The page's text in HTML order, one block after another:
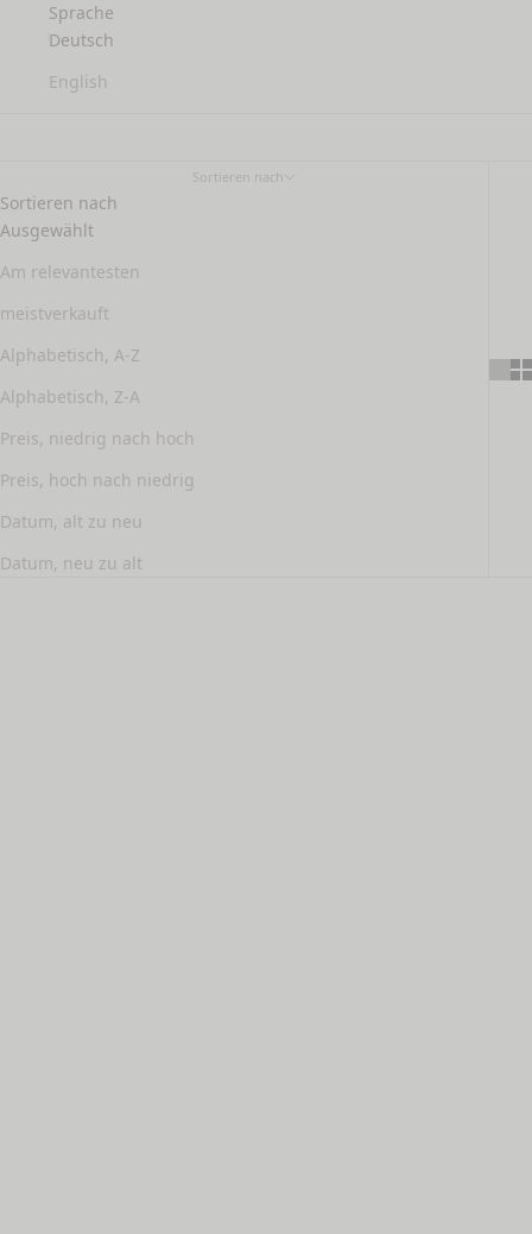
Sprache
Deutsch
English
Sortieren nach
Sortieren nach
Ausgewählt
Am relevantesten
meistverkauft
Alphabetisch, A-Z
Alphabetisch, Z-A
Preis, niedrig nach hoch
Preis, hoch nach niedrig
Datum, alt zu neu
Datum, neu zu alt